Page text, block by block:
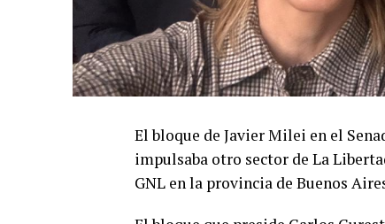
El bloque de Javier Milei en el
impulsaba otro sector de La
GNL en la provincia de Buenos